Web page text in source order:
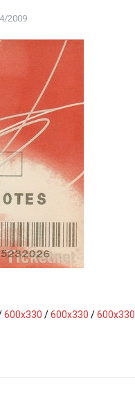
2009
600x330 /600x330 /600x330